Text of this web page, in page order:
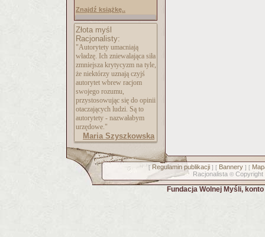
Znajdź książkę..
Złota myśl
Racjonalisty:
"Autorytety umacniają
władzę. Ich zniewalająca siła
zmniejsza krytycyzm na tyle,
że niektórzy uznają czyjś
autorytet wbrew racjom
swojego rozumu,
przystosowując się do opinii
otaczających ludzi. Są to
autorytety - nazwałabym
urzędowe."
Maria Szyszkowska
[ Regulamin publikacji] [ Bannery] [
Racjonalista © Copyright
Fundacja Wolnej Myśli,